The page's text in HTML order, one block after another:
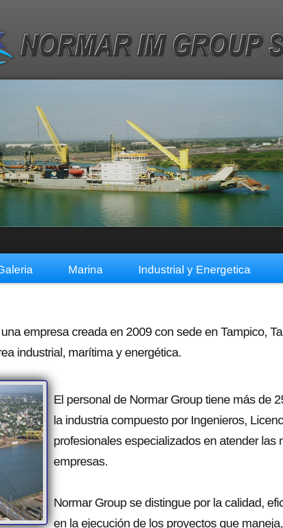
Marina Industrial y Energetica
empresa creada en 2009 con sede en Tampico,
industrial, marítima y energética.
El personal de Normar Group tiene más de
la industria compuesto por Ingenieros,
profesionales especializados en atender
  empresas.
Normar Group se distingue por la calidad,
en la ejecución de los proyectos que